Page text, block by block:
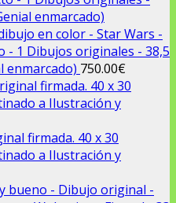
en color - Star Wars -
- 1 Dibujos originales - 38,5
enmarcado) 750.00€
firmada. 40 x 30
a Ilustración y